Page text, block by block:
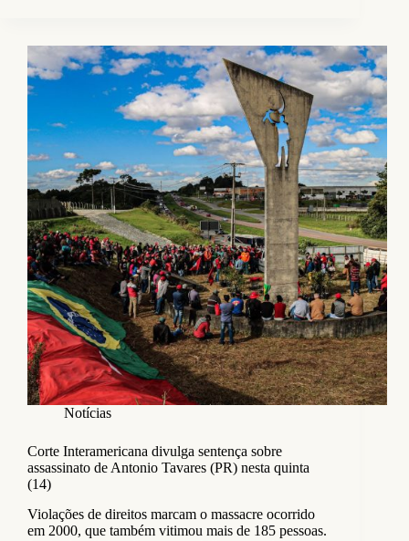
Notícias
Corte Interamericana divulga sentença sobre
assassinato de Antonio Tavares (PR) nesta quinta
(14)
Violações de direitos marcam o massacre ocorrido
em 2000, que também vitimou mais de 185 pessoas.